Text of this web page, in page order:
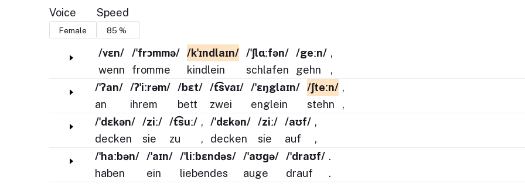
Voice Speed
/vɛn/
wenn
/ˈfrɔmmə/
fromme
/kˈɪndlaɪn/
kindlein
/ˈʃlɑːfən/
schlafen
/geːn/
gehn
,
,
/ˈʔan/
an
/ʔˈiːrəm/
ihrem
/bɛt/
bett
/t͡svaɪ/
zwei
/ˈɛŋglaɪn/
englein
/ʃteːn/
stehn
,
,
/ˈdɛkən/
decken
/ziː/
sie
/t͡suː/
zu
,
,
/ˈdɛkən/
decken
/ziː/
sie
/aʊf/
auf
,
,
/ˈhaːbən/
haben
/ˈaɪn/
ein
/ˈliːbɛndəs/
liebendes
/ˈaʊɡə/
auge
/ˈdraʊf/
drauf
.
.